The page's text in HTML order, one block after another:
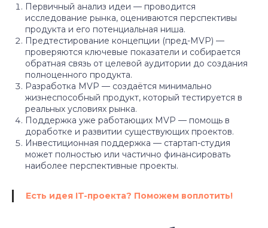
Первичный анализ идеи — проводится
исследование рынка, оцениваются перспективы
продукта и его потенциальная ниша.
Предтестирование концепции (пред-MVP) —
проверяются ключевые показатели и собирается
обратная связь от целевой аудитории до создания
полноценного продукта.
Разработка MVP — создаётся минимально
жизнеспособный продукт, который тестируется в
реальных условиях рынка.
Поддержка уже работающих MVP — помощь в
доработке и развитии существующих проектов.
Инвестиционная поддержка — стартап-студия
может полностью или частично финансировать
наиболее перспективные проекты.
Есть идея IT-проекта? Поможем воплотить!